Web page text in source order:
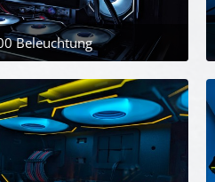
Beleuchtung
25. April 2024 um 21:08